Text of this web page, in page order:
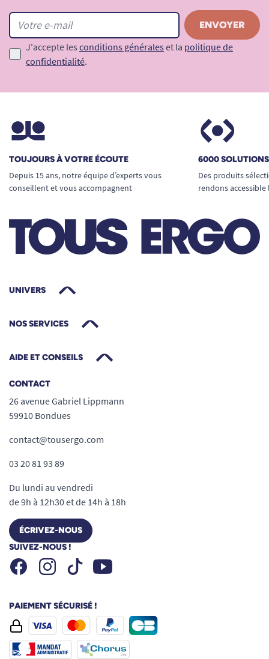
J'accepte les conditions générales et la politique de
confidentialité.
TOUJOURS À VOTRE ÉCOUTE
Depuis 15 ans, notre équipe d’experts vous
conseillent et vous accompagnent
6000
Des produits
rendons
UNIVERS
NOS SERVICES
AIDE ET CONSEILS
CONTACT
26 avenue Gabriel Lippmann
59910 Bondues
contact@tousergo.com
03 20 81 93 89
Du lundi au vendredi
de 9h à 12h30 et de 14h à 18h
ÉCRIVEZ-NOUS
SUIVEZ-NOUS !
FacebookInstagramTiktok Youtube
PAIEMENT SÉCURISÉ !